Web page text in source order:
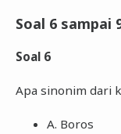
Soal 6 sampai
Soal 6
Apa sinonim dari
A. Boros